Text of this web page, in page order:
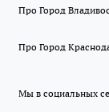
Про Город
Про Город
Мы в социальных